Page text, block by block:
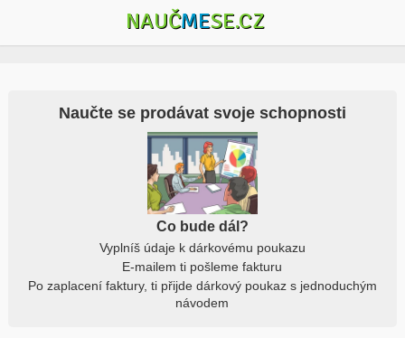
NAUČMESE.CZ
Naučte se prodávat svoje schopnosti
Co bude dál?
Vyplníš údaje k dárkovému poukazu
E-mailem ti pošleme fakturu
Po zaplacení faktury, ti přijde dárkový poukaz s jednoduchým
návodem